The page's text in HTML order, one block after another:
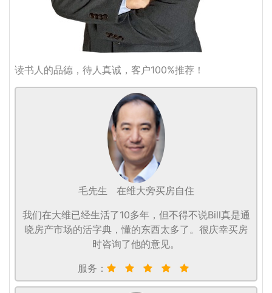
读书人的品德，待人真诚，客户100%推荐！
毛先生
在维大旁买房自住
我们在大维已经生活了10多年，但不得不说Bill真是通
晓房产市场的活字典，懂的东西太多了。很庆幸买房
时咨询了他的意见。
服务：